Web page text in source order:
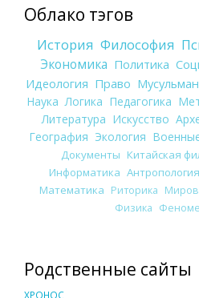
Облако тэгов
История Философия
Экономика Политика
Идеология Право
Наука Логика Педагогика
Литература Искусство
География Экология
Документы Китайская
Информатика Антропология
Математика Риторика
Физика
Родственные сайты
ХРОНОС